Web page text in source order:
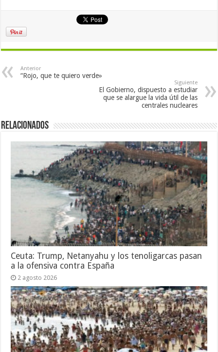
Anterior
“Rojo, que te quiero verde»
Siguiente
El Gobierno, dispuesto a estudiar
que se alargue la vida útil de las
centrales nucleares
Relacionados
Ceuta: Trump, Netanyahu y los tenoligarcas pasan
a la ofensiva contra España
2 agosto 2026